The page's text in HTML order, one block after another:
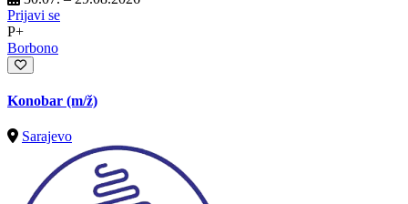
Prijavi se
P+
Borbono
Konobar (m/ž)
Sarajevo